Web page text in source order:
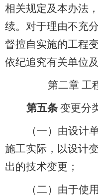
相关规定及本办法
续。对于理由不充
督擅自实施的工程
依纪追究有关单位
第二章 工
第五条 变更分
（一）由设计
施工实际，以设计
出的技术变更；
（二）由于使